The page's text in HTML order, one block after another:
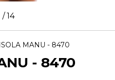
/14
MANU - 8470
- 8470